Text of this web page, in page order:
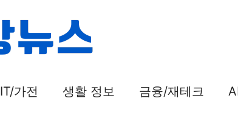
IT/가전 생활 정보 금융/재테크